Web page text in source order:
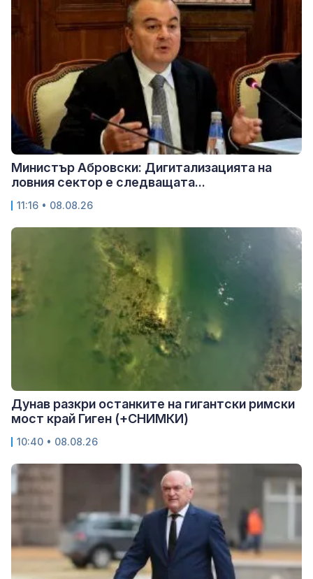
Министър Абровски: Дигитализацията на
ловния сектор е следващата...
11:16 • 08.08.26
Дунав разкри останките на гигантски римски
мост край Гиген (+СНИМКИ)
10:40 • 08.08.26